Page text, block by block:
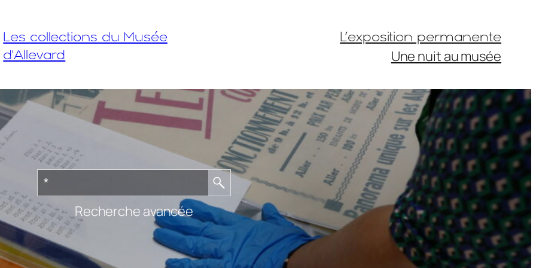
Les collections du Musée
d'Allevard
L’exposition permanente
Une nuit au musée
Recherche avancée